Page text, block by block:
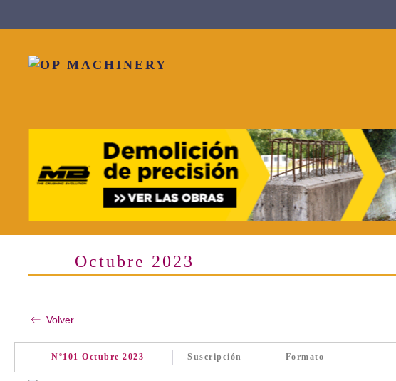
Octubre 2023
Volver
Nº101 Octubre 2023 Suscripción Formato